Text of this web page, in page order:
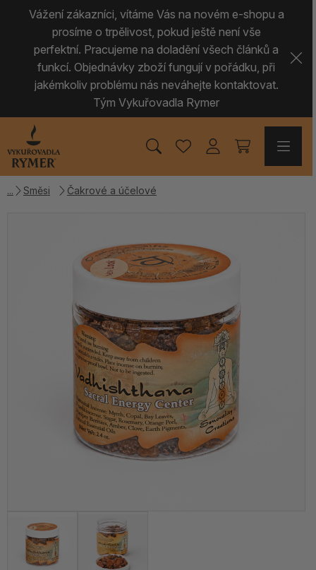
Vážení zákazníci, vítáme Vás na novém e-shopu a
prosíme o trpělivost, pokud ještě není vše
perfektní. Pracujeme na doladění všech článků a
funkcí. Objednávky zboží fungují v pořádku, při
jakémkoliv problému nás neváhejte kontaktovat.
Tým Vykuřovadla Rymer
Směsi Čakrové a účelové